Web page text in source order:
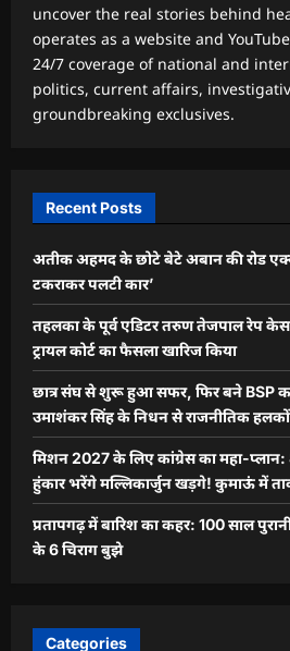
uncover the real stories behind
operates as a website and
24/7 coverage of national and
politics, current affairs,
groundbreaking exclusives.
Recent Posts
अतीक अहमद के छोटे बेटे अबान की रोड
टकराकर पलटी कार’
तहलका के पूर्व एडिटर तरुण तेजपाल रेप केस
ट्रायल कोर्ट का फैसला खारिज किया
छात्र संघ से शुरू हुआ सफर, फिर बने BSP
उमाशंकर सिंह के निधन से राजनीतिक हलकों
मिशन 2027 के लिए कांग्रेस का महा-प्लान:
हुंकार भरेंगे मल्लिकार्जुन खड़गे! कुमाऊं में
प्रतापगढ़ में बारिश का कहर: 100 साल
के 6 चिराग बुझे
Categories